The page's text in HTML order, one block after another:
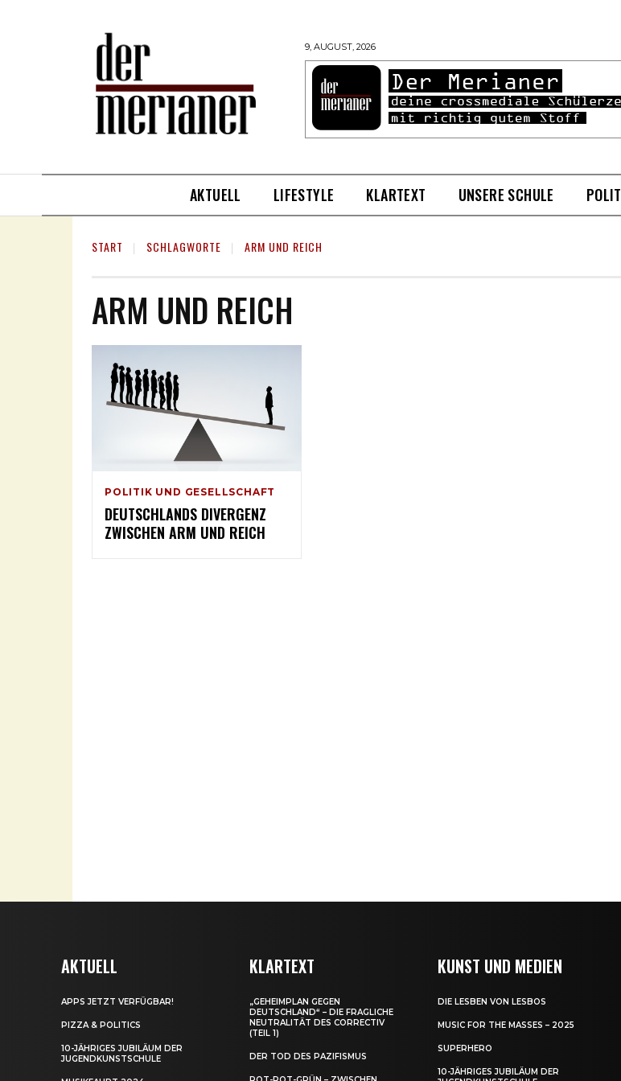
9, AUGUST, 2026
AKTUELL LIFESTYLE KLARTEXT UNSERE SCHULE
START SCHLAGWORTE ARM UND REICH
ARM UND REICH
POLITIK UND GESELLSCHAFT
DEUTSCHLANDS DIVERGENZ
ZWISCHEN ARM UND REICH
AKTUELL
APPS JETZT VERFÜGBAR!
PIZZA & POLITICS
10-JÄHRIGES JUBILÄUM DER
JUGENDKUNSTSCHULE
KLARTEXT
„GEHEIMPLAN GEGEN
DEUTSCHLAND“ – DIE FRAGLICHE
NEUTRALITÄT DES CORRECTIV
(TEIL 1)
DER TOD DES PAZIFISMUS
KUNST UND MEDIEN
DIE LESBEN VON LESBOS
MUSIC FOR THE MASSES – 2025
SUPERHERO
10-JÄHRIGES JUBILÄUM DER